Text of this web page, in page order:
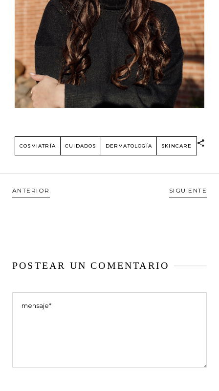
COSMIATRÍA CUIDADOS DERMATOLOGÍA SKINCARE
ANTERIOR SIGUIENTE
POSTEAR UN COMENTARIO